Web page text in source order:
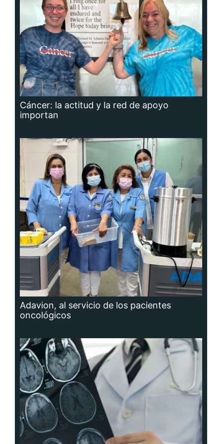
Cáncer: la actitud y la red de apoyo
importan
Adavion, al servicio de los pacientes
oncológicos